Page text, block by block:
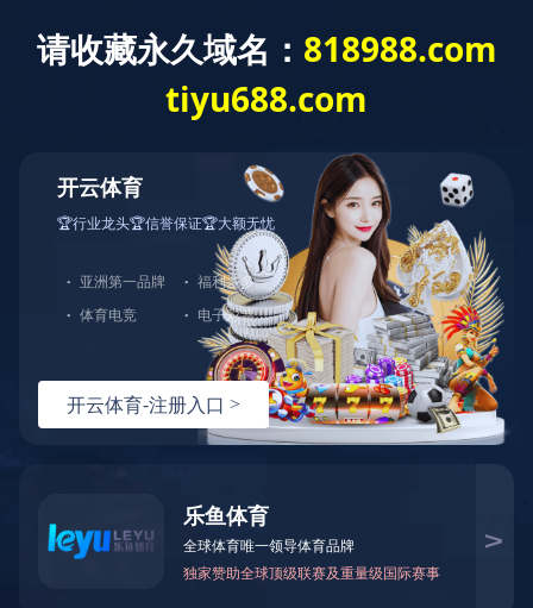
九州jiuzhou(中国) 公司概况 公司新闻